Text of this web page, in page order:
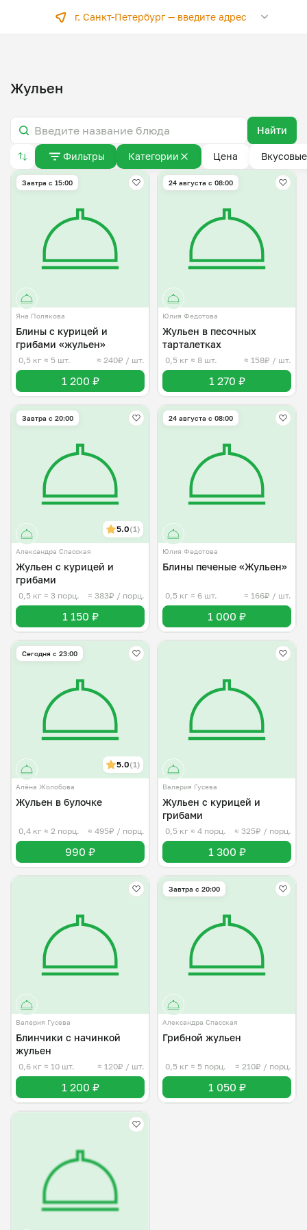
г. Санкт-Петербург —введите адрес
Жульен
Найти
Фильтры Категории Цена
Завтра c 15:00
Яна Полякова
Блины с курицей и
грибами «жульен»
0,5 кг ≈ 5 шт. ≈ 240₽ / шт.
1 200 ₽
24 августа с 08:00
Юлия Федотова
Жульен в песочных
тарталетках
0,5 кг ≈ 8 шт. ≈ 158₽ / шт.
1 270 ₽
Завтра c 20:00
5.0(1)
Александра Спасская
Жульен с курицей и
грибами
0,5 кг ≈ 3 порц. ≈ 383₽ / порц.
1 150 ₽
24 августа с 08:00
Юлия Федотова
Блины печеные «Жульен»
0,5 кг ≈ 6 шт. ≈ 166₽ / шт.
1 000 ₽
Сегодня с 23:00
5.0(1)
Алёна Жолобова
Жульен в булочке
0,4 кг ≈ 2 порц. ≈ 495₽ / порц.
990 ₽
Валерия Гусева
Жульен с курицей и
грибами
0,5 кг ≈ 4 порц. ≈ 325₽ / порц.
1 300 ₽
Валерия Гусева
Блинчики с начинкой
жульен
0,6 кг ≈ 10 шт. ≈ 120₽ / шт.
1 200 ₽
Завтра c 20:00
Александра Спасская
Грибной жульен
0,5 кг ≈ 5 порц. ≈ 210₽ / порц.
1 050 ₽